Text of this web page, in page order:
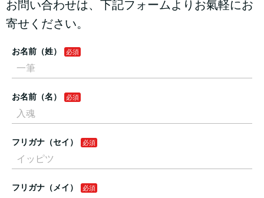
お問い合わせは、下記フォームよりお氣軽にお
寄せください。
お名前（姓）
お名前（名）
フリガナ（セイ）
フリガナ（メイ）